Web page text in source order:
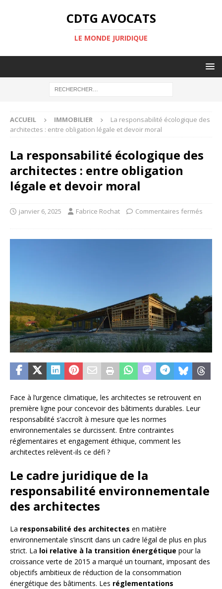
CDTG AVOCATS
LE MONDE JURIDIQUE
ACCUEIL IMMOBILIER
La responsabilité écologique des
architectes : entre obligation légale et devoir moral
La responsabilité écologique des
architectes : entre obligation
légale et devoir moral
janvier 6, 2025 Fabrice Rochat Commentaires fermés
Face à l’urgence climatique, les architectes se retrouvent en
première ligne pour concevoir des bâtiments durables. Leur
responsabilité s’accroît à mesure que les normes
environnementales se durcissent. Entre contraintes
réglementaires et engagement éthique, comment les
architectes relèvent-ils ce défi ?
Le cadre juridique de la
responsabilité environnementale
des architectes
La responsabilité des architectes en matière
environnementale s’inscrit dans un cadre légal de plus en plus
strict. La loi relative à la transition énergétique pour la
croissance verte de 2015 a marqué un tournant, imposant des
objectifs ambitieux de réduction de la consommation
énergétique des bâtiments. Les réglementations